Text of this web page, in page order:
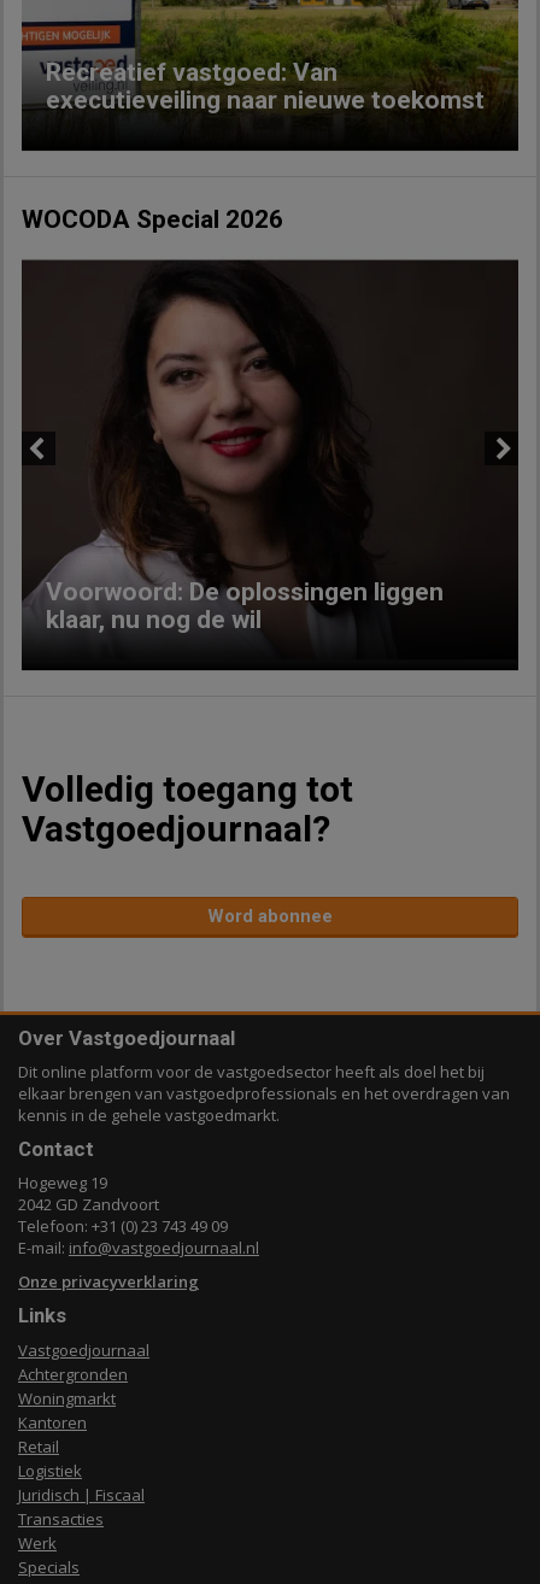
Recreatief vastgoed: Van
executieveiling naar nieuwe toekomst
WOCODA Special 2026
Voorwoord: De oplossingen liggen
klaar, nu nog de wil
Volledig toegang tot
Vastgoedjournaal?
Word abonnee
Over Vastgoedjournaal
Dit online platform voor de vastgoedsector heeft als doel het bij
elkaar brengen van vastgoedprofessionals en het overdragen van
kennis in de gehele vastgoedmarkt.
Contact
Hogeweg 19
2042 GD Zandvoort
Telefoon: +31 (0) 23 743 49 09
E-mail: info@vastgoedjournaal.nl
Onze privacyverklaring
Links
Vastgoedjournaal
Achtergronden
Woningmarkt
Kantoren
Retail
Logistiek
Juridisch | Fiscaal
Transacties
Werk
Specials